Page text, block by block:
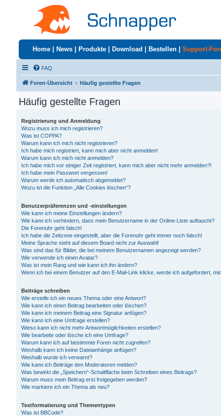
Home News Produkte Download Bestellen Support-
FAQ
Foren-Übersicht Häufig gestellte Fragen
Häufig gestellte Fragen
Registrierung und Anmeldung
Wozu muss ich mich registrieren?
Was ist COPPA?
Warum kann ich mich nicht registrieren?
Ich habe mich registriert, kann mich aber nicht anmelden!
Warum kann ich mich nicht anmelden?
Ich habe mich vor einiger Zeit registriert, kann mich aber nicht mehr anmelden?!
Ich habe mein Passwort vergessen!
Warum werde ich automatisch abgemeldet?
Wozu ist die Funktion „Alle Cookies löschen“?
Benutzerpräferenzen und -einstellungen
Wie kann ich meine Einstellungen ändern?
Wie kann ich verhindern, dass mein Benutzername in der Online-Liste auftaucht?
Die Forenuhr geht falsch!
Ich habe die Zeitzone eingestellt, aber die Forenuhr geht immer noch falsch!
Meine Sprache steht auf diesem Board nicht zur Auswahl!
Was sind das für Bilder, die bei meinem Benutzernamen angezeigt werden?
Wie verwende ich einen Avatar?
Was ist mein Rang und wie kann ich ihn ändern?
Wenn ich bei einem Benutzer auf den E-Mail-Link klicke, werde ich aufgefordert,
Beiträge schreiben
Wie erstelle ich ein neues Thema oder eine Antwort?
Wie kann ich einen Beitrag bearbeiten oder löschen?
Wie kann ich meinem Beitrag eine Signatur anfügen?
Wie kann ich eine Umfrage erstellen?
Wieso kann ich nicht mehr Antwortmöglichkeiten erstellen?
Wie bearbeite oder lösche ich eine Umfrage?
Warum kann ich auf bestimmte Foren nicht zugreifen?
Weshalb kann ich keine Dateianhänge anfügen?
Weshalb wurde ich verwarnt?
Wie kann ich Beiträge den Moderatoren melden?
Was bewirkt die „Speichern“-Schaltfläche beim Schreiben eines Beitrags?
Warum muss mein Beitrag erst freigegeben werden?
Wie markiere ich ein Thema als neu?
Textformatierung und Thementypen
Was ist BBCode?